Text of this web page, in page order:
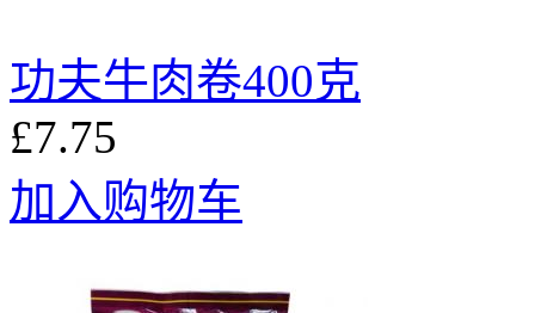
功夫牛肉卷400克
£7.75
加入购物车